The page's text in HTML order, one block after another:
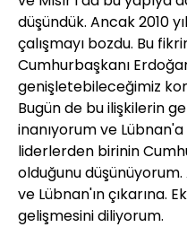
düşündük. Ancak 2010
çalışmayı bozdu. Bu
Cumhurbaşkanı
genişletebileceğimiz
Bugün de bu ilişkilerin
inanıyorum ve
liderlerden birinin
olduğunu
ve Lübnan'ın çıkarına.
gelişmesini diliyorum.